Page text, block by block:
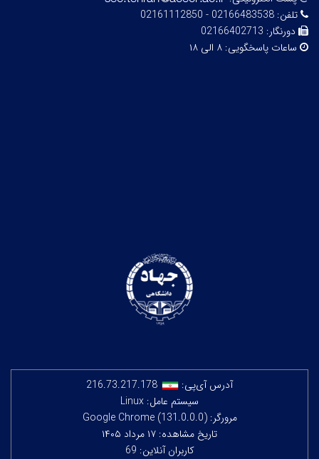
تلفن: 02166483538 - 02161112850
دورنگار: 02166402713
ساعات پاسخگویی: ۸ الی ۱۸
آدرس آی‌پی:
216.73.217.178
سیستم عامل: Linux
مرورگر: Google Chrome (131.0.0.0)
تاریخ مشاهده: ۱۷ مرداد ۱۴۰۵
کاربران آنلاین: 69